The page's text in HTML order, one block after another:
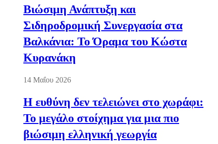
Βιώσιμη Ανάπτυξη και
Σιδηροδρομική Συνεργασία στα
Βαλκάνια: Το Όραμα του Κώστα
Κυρανάκη
14 Μαΐου 2026
Η ευθύνη δεν τελειώνει στο χωράφι:
Το μεγάλο στοίχημα για μια πιο
βιώσιμη ελληνική γεωργία